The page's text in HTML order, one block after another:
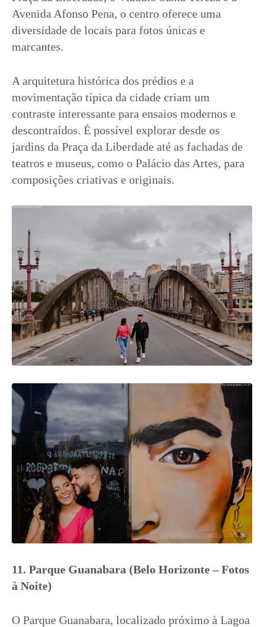
Avenida Afonso Pena, o centro oferece uma
diversidade de locais para fotos únicas e
marcantes.
A arquitetura histórica dos prédios e a
movimentação típica da cidade criam um
contraste interessante para ensaios modernos e
descontraídos. É possível explorar desde os
jardins da Praça da Liberdade até as fachadas de
teatros e museus, como o Palácio das Artes, para
composições criativas e originais.
11. Parque Guanabara (Belo Horizonte – Fotos
à Noite)
O Parque Guanabara, localizado próximo à Lagoa